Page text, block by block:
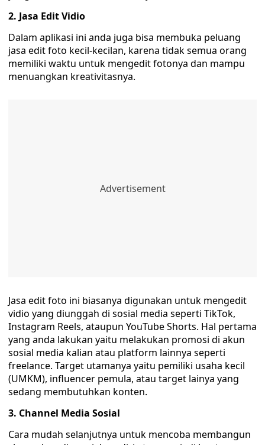
2. Jasa Edit Vidio
Dalam aplikasi ini anda juga bisa membuka peluang
jasa edit foto kecil-kecilan, karena tidak semua orang
memiliki waktu untuk mengedit fotonya dan mampu
menuangkan kreativitasnya.
Jasa edit foto ini biasanya digunakan untuk mengedit
vidio yang diunggah di sosial media seperti TikTok,
Instagram Reels, ataupun YouTube Shorts. Hal pertama
yang anda lakukan yaitu melakukan promosi di akun
sosial media kalian atau platform lainnya seperti
freelance. Target utamanya yaitu pemiliki usaha kecil
(UMKM), influencer pemula, atau target lainya yang
sedang membutuhkan konten.
3. Channel Media Sosial
Cara mudah selanjutnya untuk mencoba membangun